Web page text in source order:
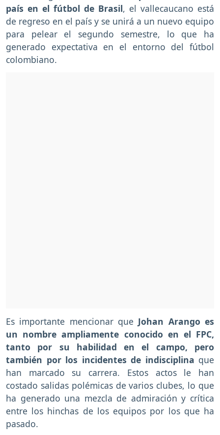
país en el fútbol de Brasil, el vallecaucano está
de regreso en el país y se unirá a un nuevo equipo
para pelear el segundo semestre, lo que ha
generado expectativa en el entorno del fútbol
colombiano.
Es importante mencionar que Johan Arango es
un nombre ampliamente conocido en el FPC,
tanto por su habilidad en el campo, pero
también por los incidentes de indisciplina que
han marcado su carrera. Estos actos le han
costado salidas polémicas de varios clubes, lo que
ha generado una mezcla de admiración y crítica
entre los hinchas de los equipos por los que ha
pasado.